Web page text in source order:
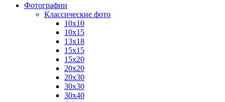
Фотографии
Классические фото
10х10
10х15
13х18
15х15
15х20
20х20
20х30
30х30
30х40